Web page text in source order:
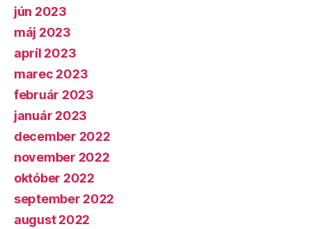
jún 2023
máj 2023
apríl 2023
marec 2023
február 2023
január 2023
december 2022
november 2022
október 2022
september 2022
august 2022